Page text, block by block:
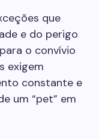
que
e do perigo
o convívio
exigem
constante e
um “pet” em